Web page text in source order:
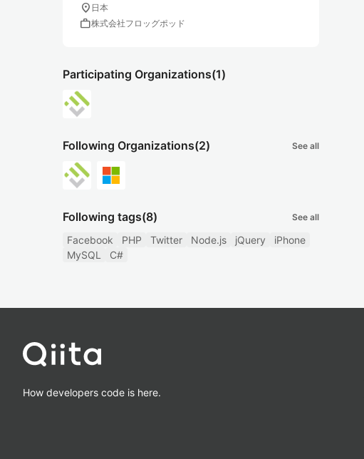
location_on 日本
work株式会社フロッグポッド
Participating Organizations(1)
Following Organizations(2) See all
Following tags(8) See all
Facebook PHP Twitter Node.js jQuery
iPhone
MySQL
C#
How developers code is here.